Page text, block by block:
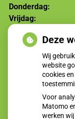
Donderdag:
Vrijdag:
Moet ik
Deze
Wij
website
cookies
Voor
Matomo
werken